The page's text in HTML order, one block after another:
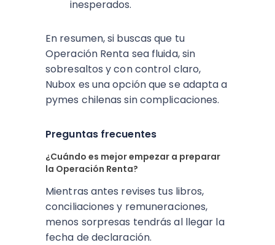
inesperados.
En resumen, si buscas que tu
Operación Renta sea fluida, sin
sobresaltos y con control claro,
Nubox es una opción que se adapta a
pymes chilenas sin complicaciones.
Preguntas frecuentes
¿Cuándo es mejor empezar a preparar
la Operación Renta?
Mientras antes revises tus libros,
conciliaciones y remuneraciones,
menos sorpresas tendrás al llegar la
fecha de declaración.